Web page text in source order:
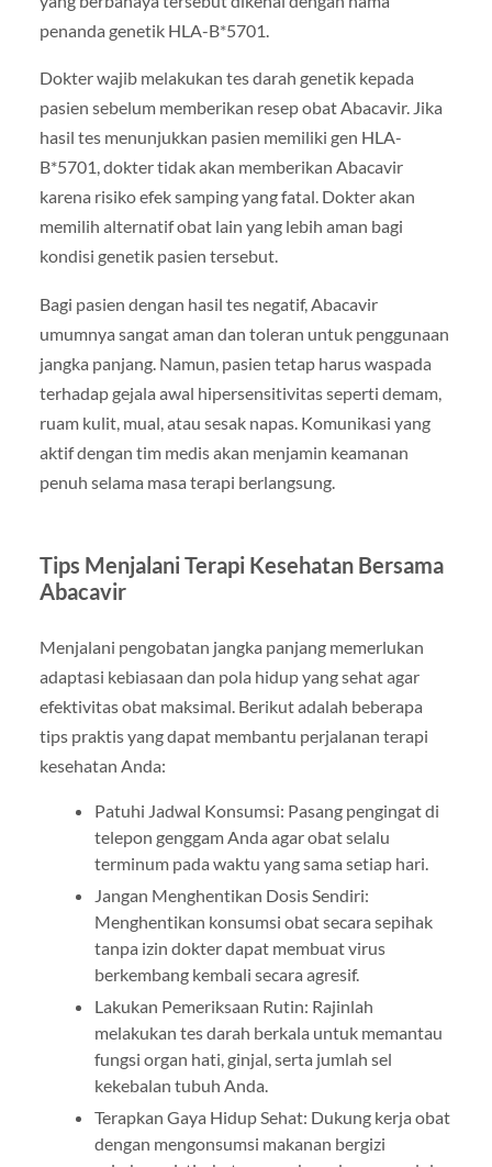
penanda genetik HLA-B*5701.
Dokter wajib melakukan tes darah genetik kepada
pasien sebelum memberikan resep obat Abacavir. Jika
hasil tes menunjukkan pasien memiliki gen HLA-
B*5701, dokter tidak akan memberikan Abacavir
karena risiko efek samping yang fatal. Dokter akan
memilih alternatif obat lain yang lebih aman bagi
kondisi genetik pasien tersebut.
Bagi pasien dengan hasil tes negatif, Abacavir
umumnya sangat aman dan toleran untuk penggunaan
jangka panjang. Namun, pasien tetap harus waspada
terhadap gejala awal hipersensitivitas seperti demam,
ruam kulit, mual, atau sesak napas. Komunikasi yang
aktif dengan tim medis akan menjamin keamanan
penuh selama masa terapi berlangsung.
Tips Menjalani Terapi Kesehatan Bersama
Abacavir
Menjalani pengobatan jangka panjang memerlukan
adaptasi kebiasaan dan pola hidup yang sehat agar
efektivitas obat maksimal. Berikut adalah beberapa
tips praktis yang dapat membantu perjalanan terapi
kesehatan Anda:
Patuhi Jadwal Konsumsi: Pasang pengingat di
telepon genggam Anda agar obat selalu
terminum pada waktu yang sama setiap hari.
Jangan Menghentikan Dosis Sendiri:
Menghentikan konsumsi obat secara sepihak
tanpa izin dokter dapat membuat virus
berkembang kembali secara agresif.
Lakukan Pemeriksaan Rutin: Rajinlah
melakukan tes darah berkala untuk memantau
fungsi organ hati, ginjal, serta jumlah sel
kekebalan tubuh Anda.
Terapkan Gaya Hidup Sehat: Dukung kerja obat
dengan mengonsumsi makanan bergizi